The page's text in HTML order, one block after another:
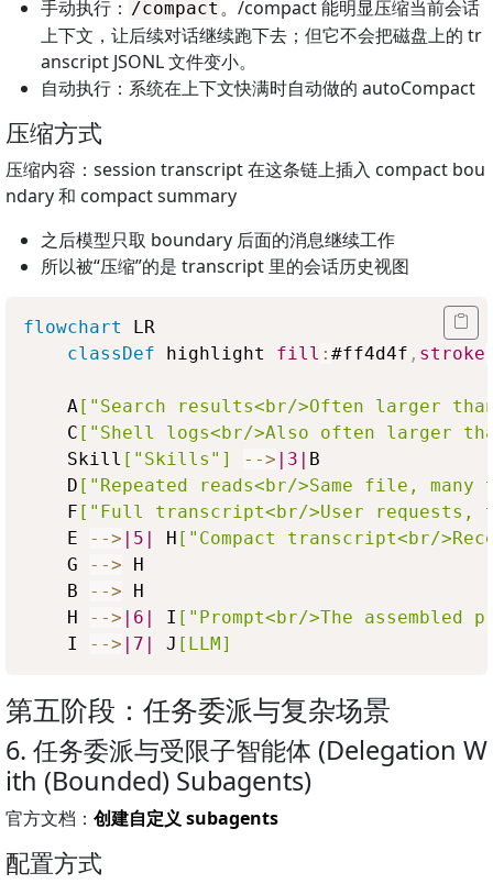
手动执行： /compact 。/compact 能明显压缩当前会话
上下文，让后续对话继续跑下去；但它不会把磁盘上的 tr
anscript JSONL 文件变小。
自动执行：系统在上下文快满时自动做的 autoCompact
压缩方式
压缩内容：session transcript 在这条链上插入 compact bou
ndary 和 compact summary
之后模型只取 boundary 后面的消息继续工作
所以被“压缩”的是 transcript 里的会话历史视图
flowchart
LR
classDef highlight fill : #ff4d4f , stroke
    A
["Search results<br/>Often larger
    C
["Shell logs<br/>Also often larger
    Skill
["Skills"] --> |3| B
    D
["Repeated reads<br/>Same file,
    F
["Full transcript<br/>User requests,
    E
--> |5| H ["Compact transcript<br/
    G
--> H
    B
--> H
    H
--> |6| I ["Prompt<br/>The
    I
--> |7| J [LLM]
第五阶段：任务委派与复杂场景
6. 任务委派与受限子智能体 (Delegation W
ith (Bounded) Subagents)
官方文档： 创建自定义 subagents
配置方式